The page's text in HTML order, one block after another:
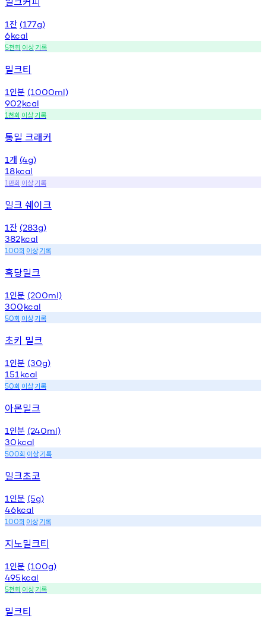
1잔 (177g)
6kcal
5천회 이상기록
밀크티
1 인분 (1000ml)
902kcal
1천회 이상기록
통밀 크래커
1 개 (4g)
18kcal
1 만회 이상기록
밀크 쉐이크
1잔 (283g)
382kcal
100회 이상기록
흑당밀크
1 인분 (200ml)
300kcal
50회 이상기록
초키 밀크
1 인분 (30g)
151 kcal
50회 이상기록
아몬밀크
1 인분 (240ml)
30kcal
500회 이상기록
밀크초코
1 인분 (5g)
46kcal
100회 이상기록
지노밀크티
1 인분 (100g)
495kcal
5천회 이상기록
밀크티